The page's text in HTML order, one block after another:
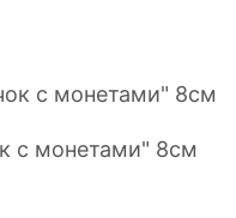
с монетами" 8см